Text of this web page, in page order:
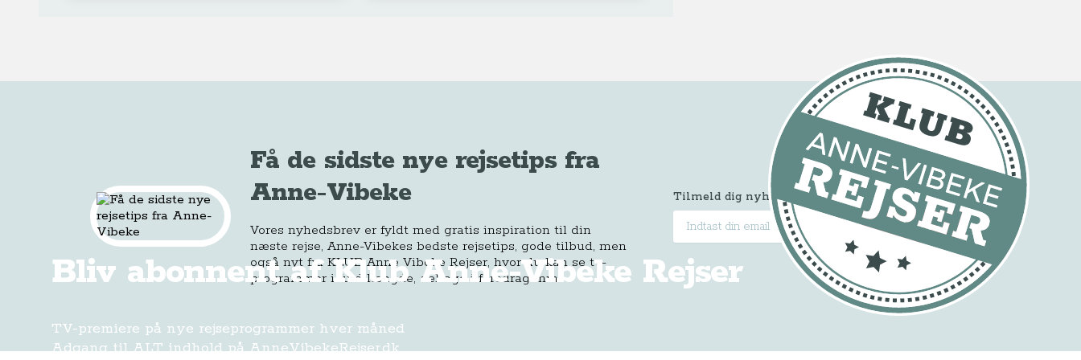
Få de sidste nye rejsetips fra
Anne-Vibeke
Vores nyhedsbrev er fyldt med gratis inspiration til din
næste rejse, Anne-Vibekes bedste rejsetips, gode tilbud, men
også nyt fra KLUB Anne Vibeke Rejser, hvor du kan se tv-
programmer i fuld længde, deltage i foredrag mm.
Tilmeld dig nyhedsbrevet
Tilmeld
Bliv abonnent af Klub Anne-Vibeke Rejser
TV-premiere på nye rejseprogrammer hver måned
Adgang til ALT indhold på AnneVibekeRejser.dk